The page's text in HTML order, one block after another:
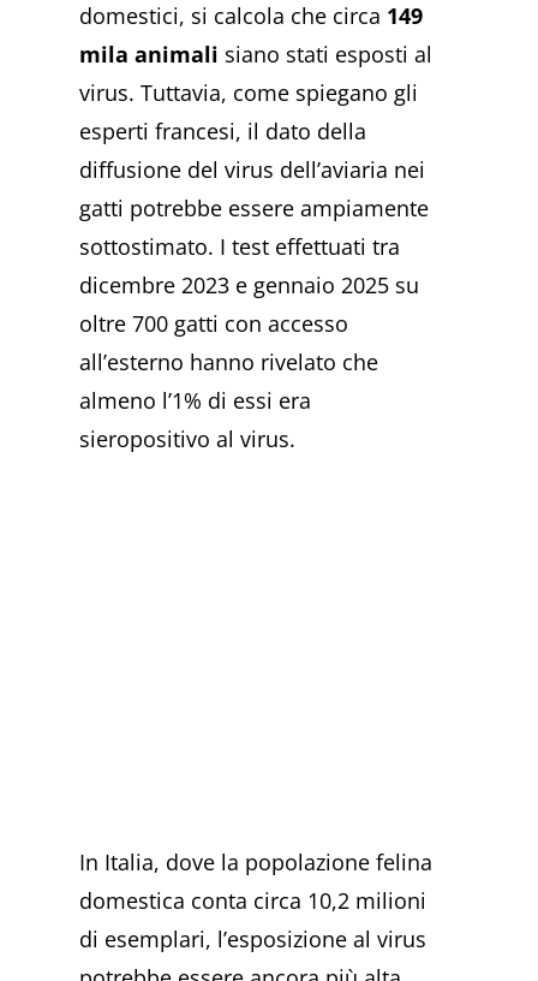
domestici, si calcola che circa 149
mila animali siano stati esposti al
virus. Tuttavia, come spiegano gli
esperti francesi, il dato della
diffusione del virus dell’aviaria nei
gatti potrebbe essere ampiamente
sottostimato. I test effettuati tra
dicembre 2023 e gennaio 2025 su
oltre 700 gatti con accesso
all’esterno hanno rivelato che
almeno l’1% di essi era
sieropositivo al virus.
In Italia, dove la popolazione felina
domestica conta circa 10,2 milioni
di esemplari, l’esposizione al virus